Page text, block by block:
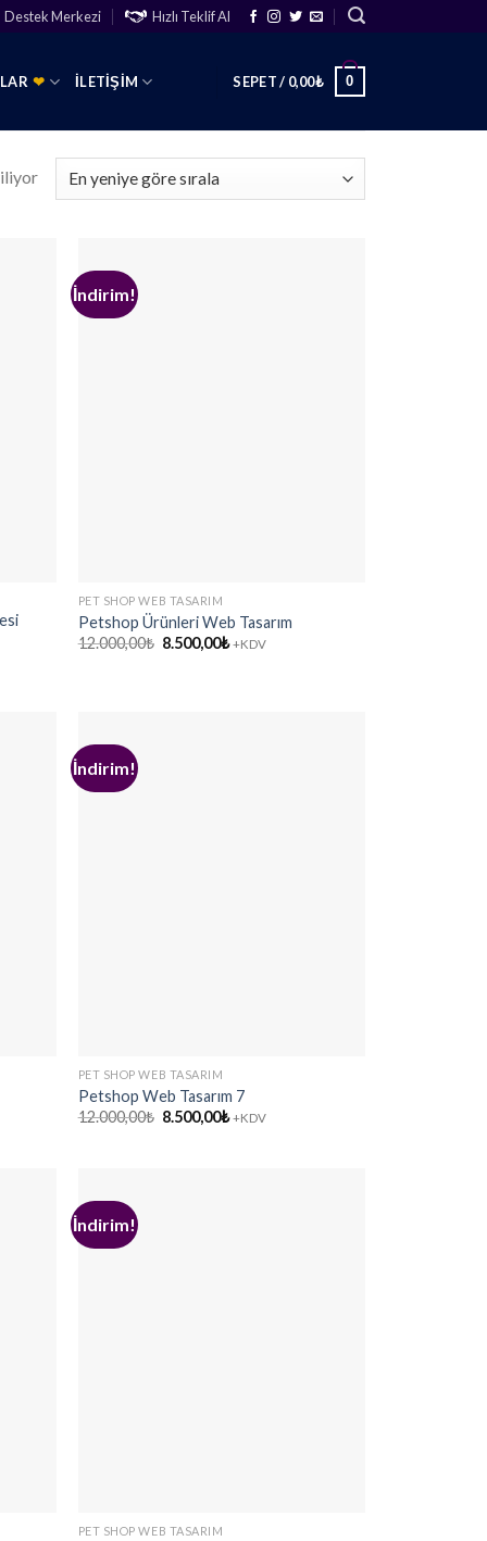
Destek Merkezi Hızlı Teklif Al
❤ İLETIŞIM SEPET / 0,00₺ 0
İndirim!
PET SHOP WEB TASARIM
Petshop Ürünleri Web Tasarım
12.000,00₺ Orijinal
8.500,00₺Şu
+KDV
İndirim!
PET SHOP WEB TASARIM
Petshop Web Tasarım 7
12.000,00₺ Orijinal
8.500,00₺Şu
+KDV
İndirim!
PET SHOP WEB TASARIM